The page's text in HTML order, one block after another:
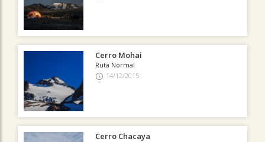
Cerro Mohai
Ruta Normal
14/12/2015
Cerro Chacaya